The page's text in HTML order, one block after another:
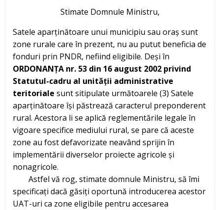
Stimate Domnule Ministru,
Satele aparținătoare unui municipiu sau oraș sunt
zone rurale care în prezent, nu au putut beneficia de
fonduri prin PNDR, nefiind eligibile. Deși în
ORDONANȚA nr. 53 din 16 august 2002 privind
Statutul-cadru al unității administrative
teritoriale sunt sitipulate următoarele (3) Satele
aparținătoare își păstrează caracterul preponderent
rural. Acestora li se aplică reglementările legale în
vigoare specifice mediului rural, se pare că aceste
zone au fost defavorizate neavând sprijin în
implementării diverselor proiecte agricole și
nonagricole.
Astfel vă rog, stimate domnule Ministru, să îmi
specificați dacă găsiți oportună introducerea acestor
UAT-uri ca zone eligibile pentru accesarea